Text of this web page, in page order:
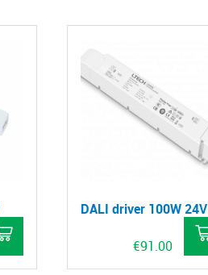
DALI driver 100W 24V
€91.00